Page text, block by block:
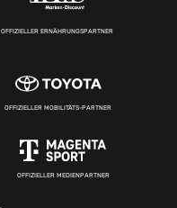
OFFIZIELLER ERNÄHRUNGSPARTNER
OFFIZIELLER MOBILITÄTS-PARTNER
OFFIZIELLER MEDIENPARTNER